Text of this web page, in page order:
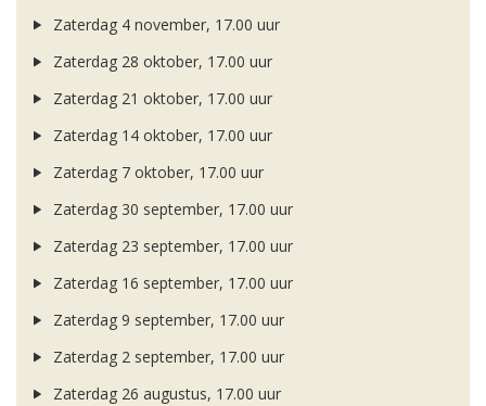
Zaterdag 4 november, 17.00 uur
Zaterdag 28 oktober, 17.00 uur
Zaterdag 21 oktober, 17.00 uur
Zaterdag 14 oktober, 17.00 uur
Zaterdag 7 oktober, 17.00 uur
Zaterdag 30 september, 17.00 uur
Zaterdag 23 september, 17.00 uur
Zaterdag 16 september, 17.00 uur
Zaterdag 9 september, 17.00 uur
Zaterdag 2 september, 17.00 uur
Zaterdag 26 augustus, 17.00 uur